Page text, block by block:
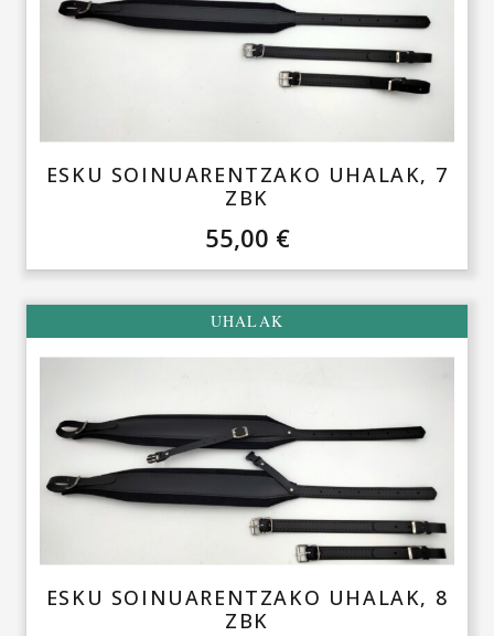
ESKU SOINUARENTZAKO UHALAK, 7
ZBK
55,00 €
UHALAK
ESKU SOINUARENTZAKO UHALAK, 8
ZBK